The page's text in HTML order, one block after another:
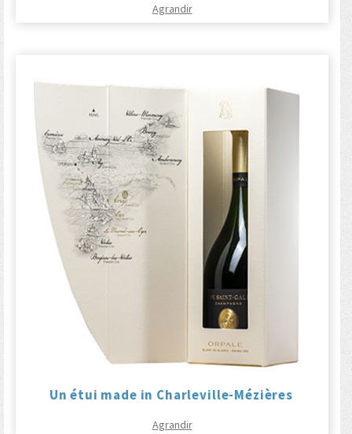
Agrandir
Un étui made in Charleville-Mézières
Agrandir